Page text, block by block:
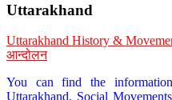
Uttarakhand
Uttarakhand History &
आन्दोलन
You can find the
Uttarakhand, Social